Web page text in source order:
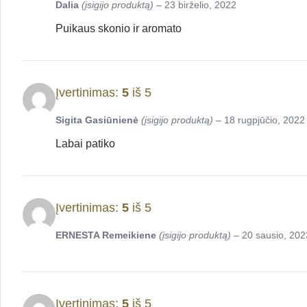
Dalia (įsigijo produktą) – 23 birželio, 2022
Puikaus skonio ir aromato
Įvertinimas: 5 iš 5
Sigita Gasiūnienė (įsigijo produktą) – 18 rugpjūčio, 2022
Labai patiko
Įvertinimas: 5 iš 5
ERNESTA Remeikiene (įsigijo produktą) – 20 sausio,
Įvertinimas: 5 iš 5